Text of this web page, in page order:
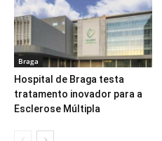
Braga
Hospital de Braga testa
tratamento inovador para a
Esclerose Múltipla